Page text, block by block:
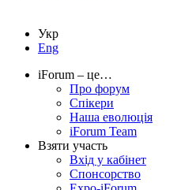
Укр
Eng
iForum – це…
Про форум
Спікери
Наша еволюція
iForum Team
Взяти участь
Вхід у кабінет
Спонсорство